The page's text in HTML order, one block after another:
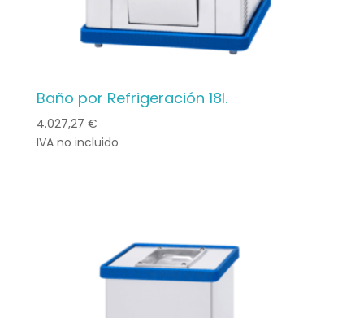
Baño por Refrigeración 18l.
4.027,27 €
IVA no incluido